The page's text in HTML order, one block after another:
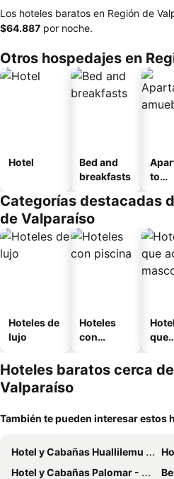
Los hoteles baratos en Región de
‎$64.887 por noche.
Otros hospedajes en
Hotel
Bed and
breakfasts
to
o
Categorías destacadas
de Valparaíso
Hoteles de
lujo
Hoteles
con
que
Hoteles baratos cerca
Valparaíso
También te pueden interesar estos
Hotel y Cabañas Huallilemu Sur - Caja Los Andes
Hotel y Cabañas Palomar - Caja los Andes